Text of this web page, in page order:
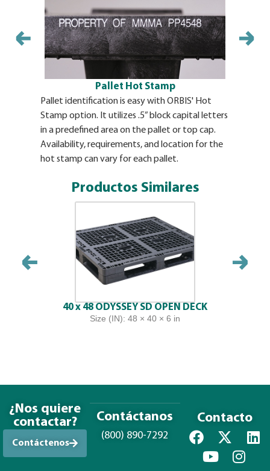
Pallet Hot Stamp
Pallet identification is easy with ORBIS' Hot
Stamp option. It utilizes .5” block capital letters
in a predefined area on the pallet or top cap.
Availability, requirements, and location for the
hot stamp can vary for each pallet.
Productos Similares
40 x 48 ODYSSEY SD OPEN DECK
Size (IN): 48 × 40 × 6 in
¿Nos quiere
contactar?
Contáctenos
Contáctanos
(800) 890-7292
Contacto